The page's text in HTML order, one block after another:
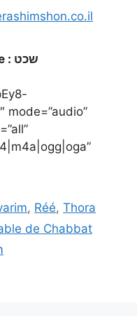
Lettre et page : שכט
mode=”audio”
, Réé,Thora
de Chabbat